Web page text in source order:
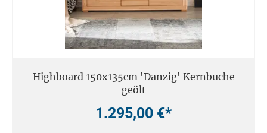
Highboard 150x135cm 'Danzig' Kernbuche
geölt
1.295,00 €*